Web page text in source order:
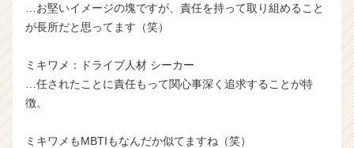
…お堅いイメージの塊ですが、責任を持って取り組めること
が長所だと思ってます（笑）
ミキワメ：ドライブ人材 シーカー
…任されたことに責任もって関心事深く追求することが特
徴。
ミキワメもMBTIもなんだか似てますね（笑）